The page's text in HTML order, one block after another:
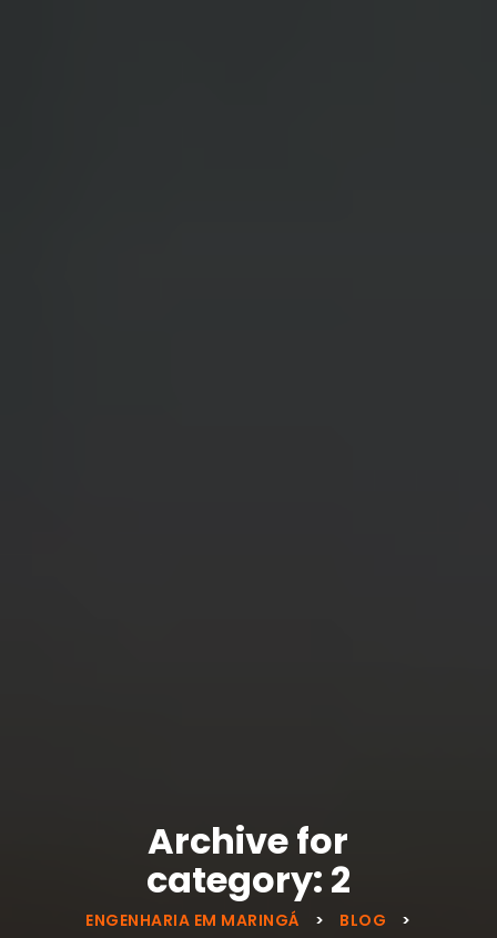
Archive for
category: 2
ENGENHARIA EM MARINGÁ > BLOG >